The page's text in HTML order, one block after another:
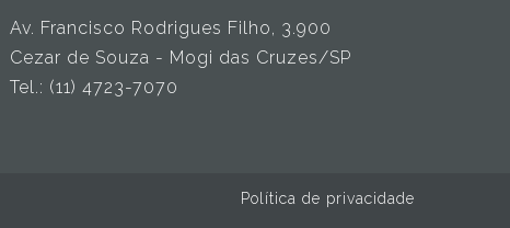
Av. Francisco Rodrigues Filho, 3.900
Cezar de Souza - Mogi das Cruzes/SP
Tel.: (11) 4723-7070
Política de privacidade